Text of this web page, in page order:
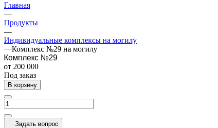
Главная
—
Продукты
—
Индивидуальные комплексы на могилу
—Комплекс №29 на могилу
Комплекс №29
от 200 000
Под заказ
В корзину
Задать вопрос